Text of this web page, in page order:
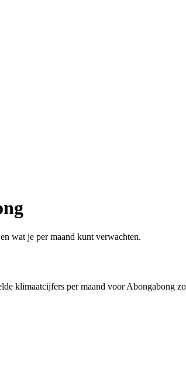
wat je per maand kunt verwachten.
klimaatcijfers per maand voor Abongabong